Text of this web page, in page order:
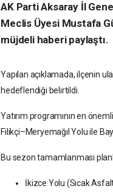
AK Parti Aksaray İl
Meclis Üyesi Mustafa
müjdeli haberi paylaştı.
Yapılan açıklamada, ilçenin
hedeflendiği belirtildi.
Yatırım programının en
Filikçi–Meryemağıl Yolu ile
Bu sezon tamamlanması
İkizce Yolu (Sıcak